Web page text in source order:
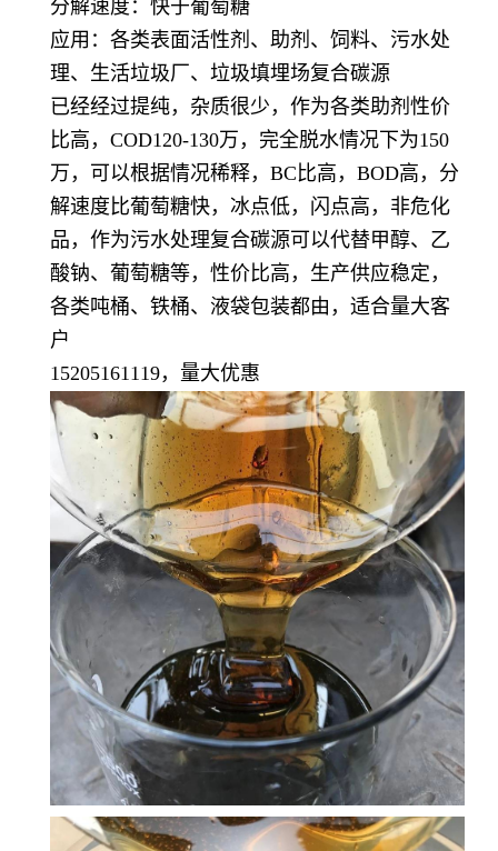
分解速度：快于葡萄糖
应用：各类表面活性剂、助剂、饲料、污水处
理、生活垃圾厂、垃圾填埋场复合碳源
已经经过提纯，杂质很少，作为各类助剂性价
比高，COD120-130万，完全脱水情况下为150
万，可以根据情况稀释，BC比高，BOD高，分
解速度比葡萄糖快，冰点低，闪点高，非危化
品，作为污水处理复合碳源可以代替甲醇、乙
酸钠、葡萄糖等，性价比高，生产供应稳定，
各类吨桶、铁桶、液袋包装都由，适合量大客
户
15205161119，量大优惠